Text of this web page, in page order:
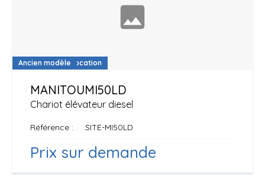
Disponible à la location
Ancien modèle
Chariot élévateur diesel
MANITOUMI50LD
Référence SITE-MI50LD
Prix sur demande